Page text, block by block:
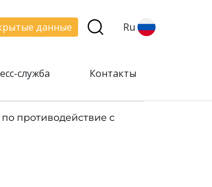
данные Ru
служба Контакты
противодействие с